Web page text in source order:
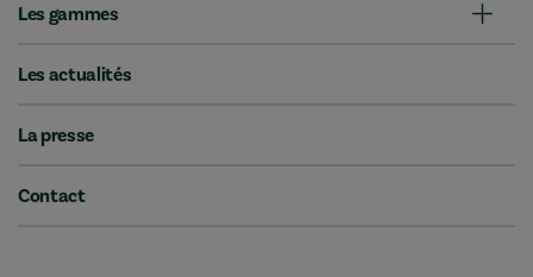
Les gammes
Les actualités
La presse
Contact